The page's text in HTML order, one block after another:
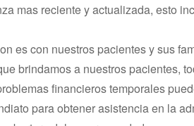
mas reciente y actualizada, esto
es con nuestros pacientes y sus
brindamos a nuestros pacientes,
financieros temporales
para obtener asistencia en la